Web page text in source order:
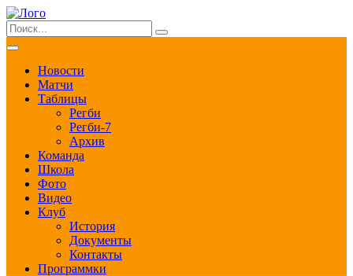
Новости
Матчи
Таблицы
Регби
Регби-7
Архив
Команда
Школа
Фото
Видео
Клуб
История
Документы
Контакты
Программки